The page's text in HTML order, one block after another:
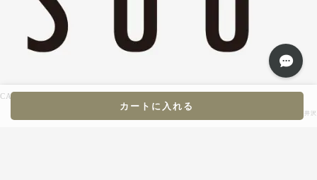
カートに入れる
CART
Copyright © Suu to. 軽井沢